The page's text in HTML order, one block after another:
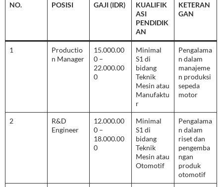
NO. POSISI GAJI (IDR)
KUALIFIK
ASI
PENDIDIK
AN
KETERAN
GAN
1
Productio
n Manager
15.000.00
0 –
22.000.00
0
Minimal
S1 di
bidang
Teknik
Mesin atau
Manufaktu
r
Pengalama
n dalam
manajeme
n produksi
sepeda
motor
2
R&D
Engineer
12.000.00
0 –
18.000.00
0
Minimal
S1 di
bidang
Teknik
Mesin atau
Otomotif
Pengalama
n dalam
riset dan
pengemba
ngan
produk
otomotif